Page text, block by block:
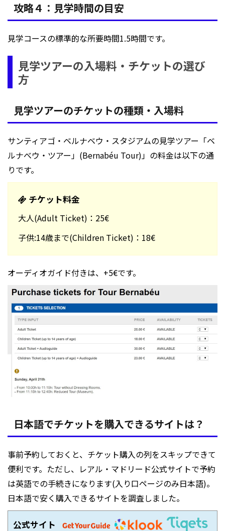
攻略４：見学時間の目安
見学コースの標準的な所要時間1.5時間です。
見学ツアーの入場料・チケットの選び
方
見学ツアーのチケットの種類・入場料
サンティアゴ・ベルナベウ・スタジアムの見学ツアー「ベ
ルナべウ・ツアー」(Bernabéu Tour)」の料金は以下の通
りです。
チケット料金
大人(Adult Ticket)：25€
子供:14歳まで(Children Ticket)：18€
オーディオガイド付きは、+5€です。
日本語でチケットを購入できるサイトは？
事前予約しておくと、チケット購入の列をスキップできて
便利です。ただし、レアル・マドリード公式サイトで予約
は英語での手続きになります(入り口ページのみ日本語)。
日本語で安く購入できるサイトを調査しました。
公式サイト